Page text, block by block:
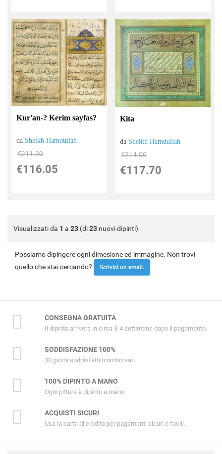
Kur'an-? Kerim sayfas?
da Sheikh Hamdullah
€211.00
€116.05
Kita
da Sheikh Hamdullah
€214.00
€117.70
Visualizzati da 1 a 23 (di23 nuovi dipinti)
Possiamo dipingere ogni dimesione ed immagine. Non trovi
quello che stai cercando?
Scrivici un email.
CONSEGNA GRATUITA
Il dipinto arriverà in circa 3-4 settimane dopo il pagamento.
SODDISFAZIONE 100%
30 giorni soddisfatti o rimborsati.
100% DIPINTO A MANO
Ogni pittura è dipinto a mano.
ACQUISTI SICURI
Usa la carta di credito per pagamenti sicuri e facili.